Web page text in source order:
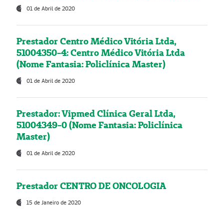
01 de Abril de 2020
Prestador Centro Médico Vitória Ltda,
51004350-4: Centro Médico Vitória Ltda
(Nome Fantasia: Policlínica Master)
01 de Abril de 2020
Prestador: Vipmed Clínica Geral Ltda,
51004349-0 (Nome Fantasia: Policlínica
Master)
01 de Abril de 2020
Prestador CENTRO DE ONCOLOGIA
15 de Janeiro de 2020